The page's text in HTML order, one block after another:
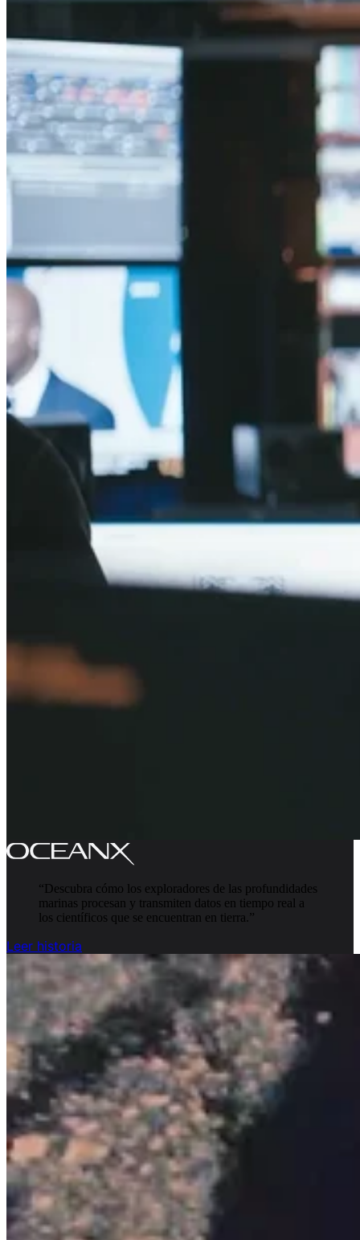
“Descubra cómo los exploradores de las profundidades
marinas procesan y transmiten datos en tiempo real a
los científicos que se encuentran en tierra. ”
Leer historia